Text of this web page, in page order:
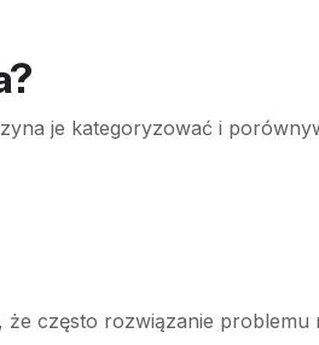
je kategoryzować i
często rozwiązanie problemu